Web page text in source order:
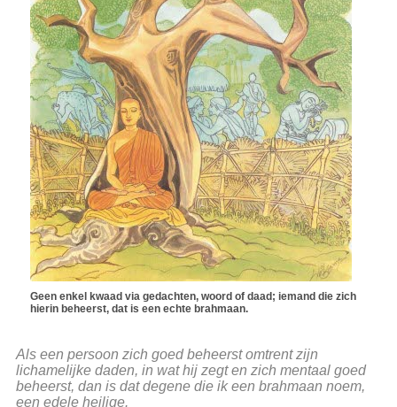
Geen enkel kwaad via gedachten, woord of daad; iemand die zich
hierin beheerst, dat is een echte brahmaan.
Als een persoon zich goed beheerst omtrent zijn
lichamelijke daden, in wat hij zegt en zich mentaal goed
beheerst, dan is dat degene die ik een brahmaan noem,
een edele heilige.